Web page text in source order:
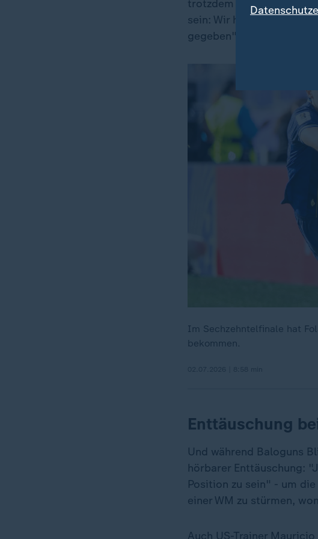
trotzdem gratulieren",
sein: Wir haben nicht gut
gegeben", sagte Balogun.
Im Sechzehntelfinale hat
bekommen.
Enttäuschung
Und während Baloguns
hörbarer Enttäuschung:
Position zu sein" - um
einer WM zu stürmen,
Auch US-Trainer